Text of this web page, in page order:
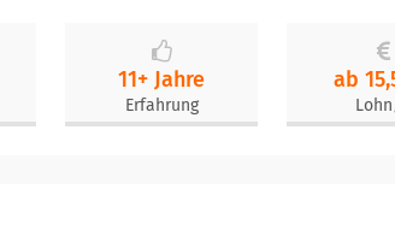
11+ Jahre
Erfahrung
ab